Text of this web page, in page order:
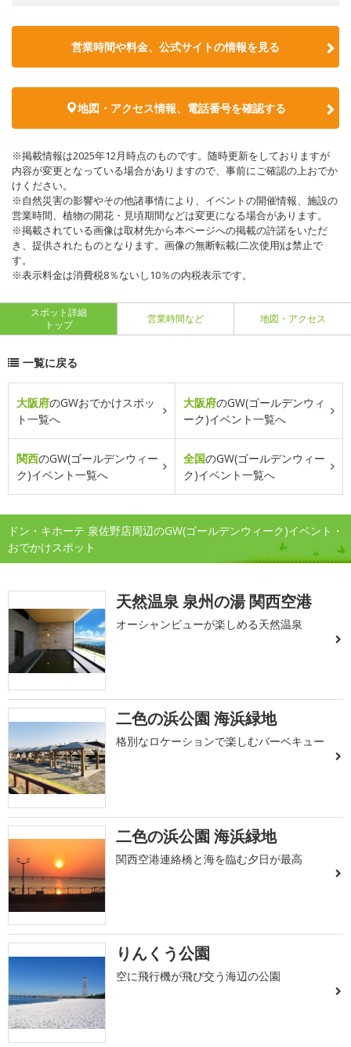
営業時間や料金、公式サイトの情報を見る
地図・アクセス情報、電話番号を確認する
※掲載情報は2025年12月時点のものです。随時更新をしておりますが
内容が変更となっている場合がありますので、事前にご確認の上おでか
けください。
※自然災害の影響やその他諸事情により、イベントの開催情報、施設の
営業時間、植物の開花・見頃期間などは変更になる場合があります。
※掲載されている画像は取材先から本ページへの掲載の許諾をいただ
き、提供されたものとなります。画像の無断転載(二次使用)は禁止で
す。
※表示料金は消費税8％ないし10％の内税表示です。
スポット詳細
トップ
営業時間など 地図・アクセス
一覧に戻る
大阪府のGWおでかけスポッ
ト一覧へ
大阪府のGW(ゴールデンウィ
ーク)イベント一覧へ
関西のGW(ゴールデンウィー
ク)イベント一覧へ
全国のGW(ゴールデンウィー
ク)イベント一覧へ
ドン・キホーテ 泉佐野店周辺のGW(ゴールデンウィーク)イベント・
おでかけスポット
天然温泉 泉州の湯 関西空港
オーシャンビューが楽しめる天然温泉
二色の浜公園 海浜緑地
格別なロケーションで楽しむバーベキュー
二色の浜公園 海浜緑地
関西空港連絡橋と海を臨む夕日が最高
りんくう公園
空に飛行機が飛び交う海辺の公園